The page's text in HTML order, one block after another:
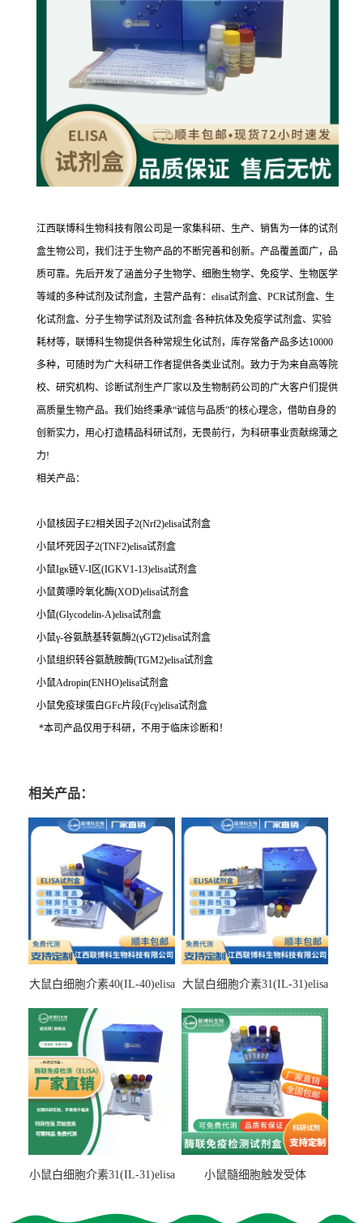
江西联博科生物科技有限公司是一家集科研、生产、销售为一体的试剂
盒生物公司，我们注于生物产品的不断完善和创新。产品覆盖面广，品
质可靠。先后开发了涵盖分子生物学、细胞生物学、免疫学、生物医学
等域的多种试剂及试剂盒，主营产品有：elisa试剂盒、PCR试剂盒、生
化试剂盒、分子生物学试剂及试剂盒·各种抗体及免疫学试剂盒、实验
耗材等，联博科生物提供各种常规生化试剂，库存常备产品多达10000
多种，可随时为广大科研工作者提供各类业试剂。致力于为来自高等院
校、研究机构、诊断试剂生产厂家以及生物制药公司的广大客户们提供
高质量生物产品。我们始终秉承“诚信与品质”的核心理念，借助自身的
创新实力，用心打造精品科研试剂，无畏前行，为科研事业贡献绵薄之
力!
相关产品：
小鼠核因子E2相关因子2(Nrf2)elisa试剂盒
小鼠坏死因子2(TNF2)elisa试剂盒
小鼠Igκ链V-I区(IGKV1-13)elisa试剂盒
小鼠黄嘌呤氧化酶(XOD)elisa试剂盒
小鼠(Glycodelin-A)elisa试剂盒
小鼠γ-谷氨酰基转氨酶2(γGT2)elisa试剂盒
小鼠组织转谷氨酰胺酶(TGM2)elisa试剂盒
小鼠Adropin(ENHO)elisa试剂盒
小鼠免疫球蛋白GFc片段(Fcγ)elisa试剂盒
*本司产品仅用于科研，不用于临床诊断和！
相关产品：
大鼠白细胞介素40(IL-40)elisa
大鼠白细胞介素31(IL-31)elisa
小鼠白细胞介素31(IL-31)elisa
小鼠髓细胞触发受体